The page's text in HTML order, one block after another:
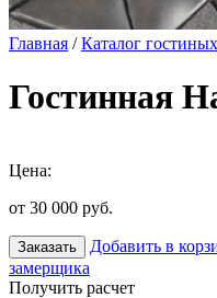
Главная /Каталог гостиных
Гостинная
Цена:
от 30 000 руб.
Заказать Добавить в
замерщика
Получить расчет